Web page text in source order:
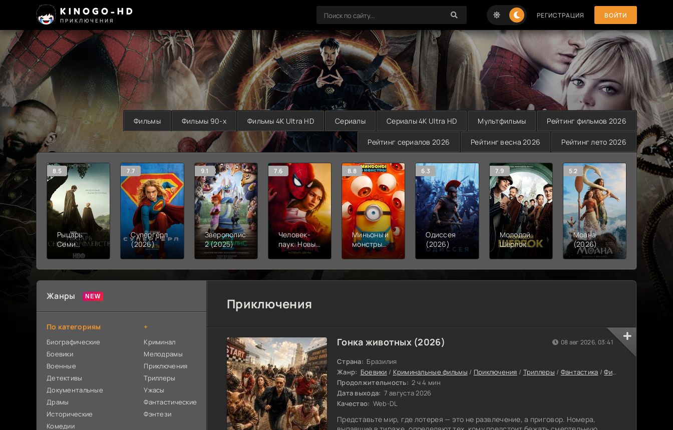
KINOGO-HD
ПРИКЛЮЧЕНИЯ
РЕГИСТРАЦИЯ ВОЙТИ
Фильмы Фильмы 90-х Фильмы 4K Ultra HD Сериалы Сериалы 4K Ultra HD Мультфильмы Рейтинг фильмов 2026
Рейтинг сериалов 2026 Рейтинг весна 2026 Рейтинг лето 2026
8.5
Рыцарь
Семи
Королевств
7.7
Супергёрл
(2026)
9.1
Зверополис
2 (2025)
7.6
Человек-
паук: Новый
день (2026)
8.8
Миньоны и
монстры
(2026)
6.3
Одиссея
(2026)
7.9
Молодой
Шерлок
5.2
Моана
(2026)
0
конца
(2026)
Приключения
Гонка животных (2026)
Страна: Бразилия
Жанр: Боевики / Криминальные фильмы / Приключения / Триллеры / Фантастика /Фильмы
Продолжительность: 2 ч 4 мин
Дата выхода: 7 августа 2026
Качество: Web-DL
Представьте мир, где лотерея — это не развлечение, а приговор. Номера,
08 авг 2026, 03:41
Жанры
По категориям
Биографические
Боевики
Военные
Детективы
Документальные
Драмы
Исторические
Комедии
+
Криминал
Мелодрамы
Приключения
Триллеры
Ужасы
Фантастические
Фэнтези